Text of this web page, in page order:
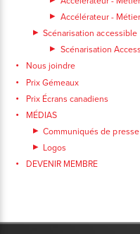
Accélérateur -
Scénarisation accessible
Scénarisation
Nous joindre
Prix Gémeaux
Prix Écrans canadiens
MÉDIAS
Communiqués de presse
Logos
DEVENIR MEMBRE